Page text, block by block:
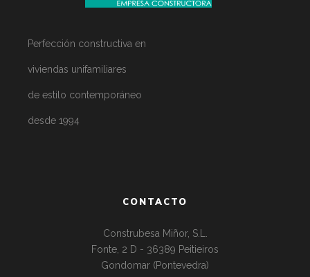
Perfección constructiva en
viviendas unifamiliares
de estilo contemporáneo
desde 1994
CONTACTO
Construbesa Miñor, S.L.
Fonte, 2 D - 36389 Peitieiros
Gondomar (Pontevedra)